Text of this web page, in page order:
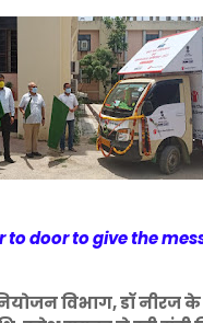
to door to give the
विभाग, डॉ नीरज